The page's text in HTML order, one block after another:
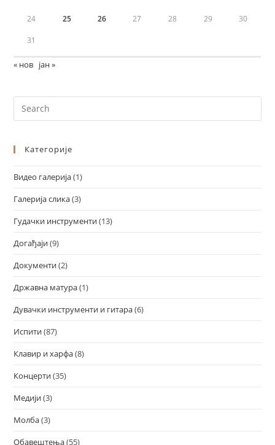
24 25 26 27 28 29 30
31
« нов јан »
Категорије
Видео галерија(1)
Галерија слика(3)
Гудачки инструменти(13)
Догађаји(9)
Документи(2)
Државна матура(1)
Дувачки инструменти и гитара(6)
Испити(87)
Клавир и харфа(8)
Концерти(35)
Медији(3)
Молба(3)
Обавештења(55)